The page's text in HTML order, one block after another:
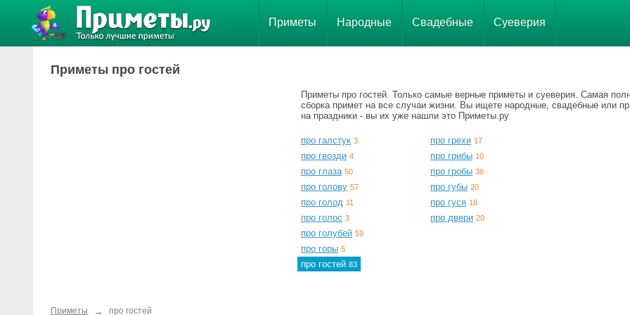
Приметы Народные Свадебные Суеверия
Приметы про гостей
Приметы про гостей. Только самые верные приметы и суеверия. Самая
сборка примет на все случаи жизни. Вы ищете народные, свадебные или
на праздники - вы их уже нашли это Приметы.ру
про галстук 3
про гвозди 4
про глаза 50
про голову 57
про голод 11
про голос 3
про голубей 59
про горы 5
про гостей 83
про грехи 17
про грибы 10
про гробы 36
про губы 20
про гуся 18
про двери 20
Приметы → про гостей